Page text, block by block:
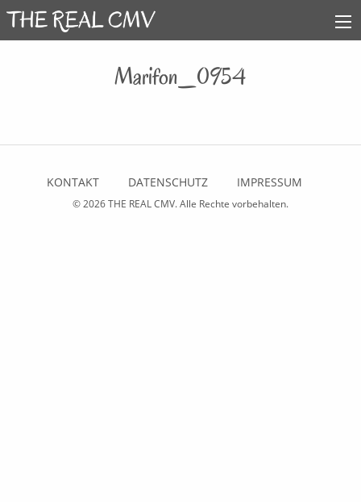
Marifon_0954
KONTAKT DATENSCHUTZ IMPRESSUM
© 2026THE REAL CMV. Alle Rechte vorbehalten.